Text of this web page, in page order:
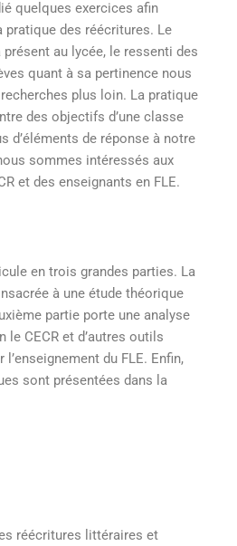
quelques exercices afin
pratique des réécritures. Le
au lycée, le ressenti des
quant à sa pertinence nous
plus loin. La pratique
des objectifs d’une classe
d’éléments de réponse à notre
sommes intéressés aux
et des enseignants en FLE.
en trois grandes parties. La
à une étude théorique
partie porte une analyse
le CECR et d’autres outils
du FLE. Enfin,
sont présentées dans la
réécritures littéraires et